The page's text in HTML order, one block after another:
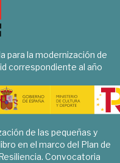
para la modernización de
correspondiente al año
de las pequeñas y
en el marco del Plan de
Convocatoria